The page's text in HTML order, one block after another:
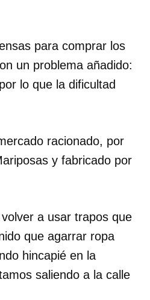
con tu
para comprar los
un problema añadido:
lo que la dificultad
racionado, por
y fabricado por
a usar trapos que
que agarrar ropa
hincapié en la
saliendo a la calle